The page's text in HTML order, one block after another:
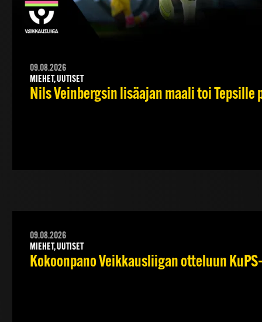
09.08.2026
MIEHET, UUTISET
Nils Veinbergsin lisäajan maali toi Tepsille
09.08.2026
MIEHET, UUTISET
Kokoonpano Veikkausliigan otteluun